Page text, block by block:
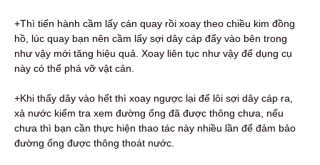
+Thì tiến hành cầm lấy cán quay rồi xoay theo chiều kim đồng
hồ, lúc quay bạn nên cầm lấy sợi dây cáp đẩy vào bên trong
như vậy mới tăng hiệu quả. Xoay liên tục như vậy để dụng cụ
này có thể phá vỡ vật cản.
+Khi thấy dây vào hết thì xoay ngược lại để lôi sợi dây cáp ra,
xả nước kiểm tra xem đường ống đã được thông chưa, nếu
chưa thì bạn cần thực hiện thao tác này nhiều lần để đảm bảo
đường ống được thông thoát nước.